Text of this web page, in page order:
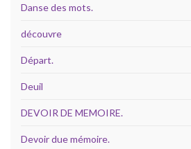
Danse des mots.
découvre
Départ.
Deuil
DEVOIR DE MEMOIRE.
Devoir due mémoire.